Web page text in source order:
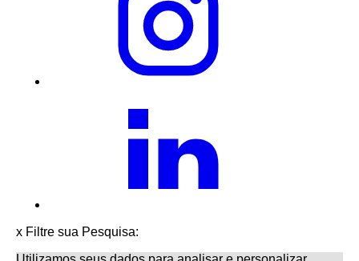
x Filtre sua Pesquisa: